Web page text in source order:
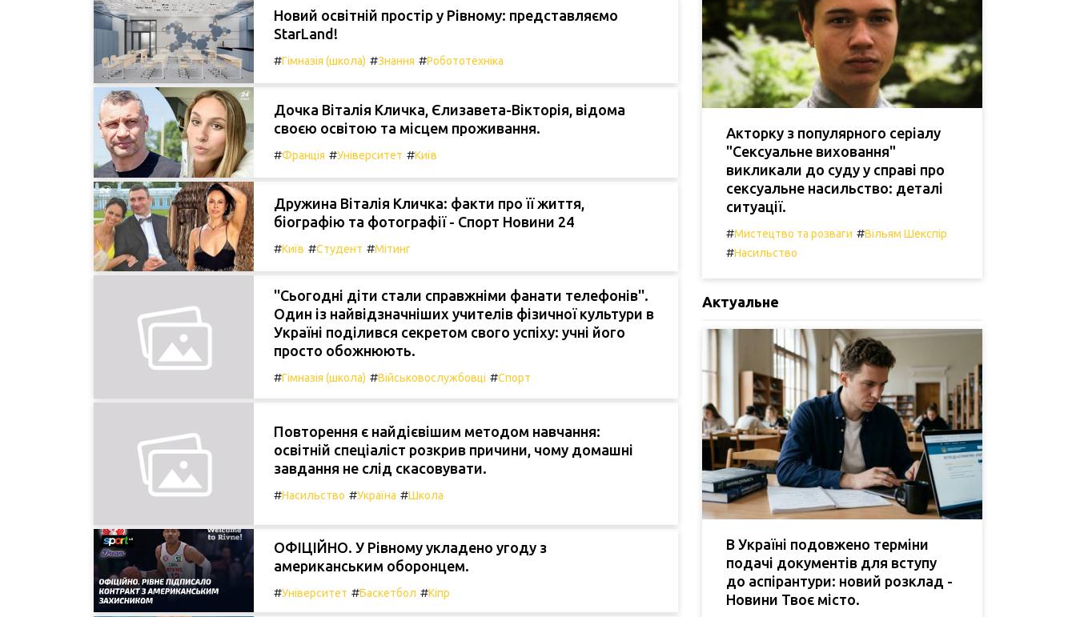
Новий освітній простір у Рівному: представляємо
StarLand!
#Гімназія (школа) #Знання #Робототехніка
Дочка Віталія Кличка, Єлизавета-Вікторія, відома
своєю освітою та місцем проживання.
#Франція #Університет #Київ
Дружина Віталія Кличка: факти про її життя,
біографію та фотографії - Спорт Новини 24
#Київ #Студент #Мітинг
''Сьогодні діти стали справжніми фанати телефонів''.
Один із найвідзначніших учителів фізичної культури в
Україні поділився секретом свого успіху: учні його
просто обожнюють.
#Гімназія (школа) #Військовослужбовці #Спорт
Повторення є найдієвішим методом навчання:
освітній спеціаліст розкрив причини, чому домашні
завдання не слід скасовувати.
#Насильство #Україна #Школа
ОФІЦІЙНО. У Рівному укладено угоду з
американським оборонцем.
#Університет #Баскетбол #Кіпр
Акторку з популярного серіалу
"Сексуальне виховання"
викликали до суду у справі про
сексуальне насильство: деталі
ситуації.
#Мистецтво та розваги #Вільям Шекспір
#Насильство
Актуальне
В Україні подовжено терміни
подачі документів для вступу
до аспірантури: новий розклад -
Новини Твоє місто.